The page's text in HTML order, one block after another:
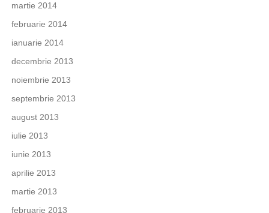
martie 2014
februarie 2014
ianuarie 2014
decembrie 2013
noiembrie 2013
septembrie 2013
august 2013
iulie 2013
iunie 2013
aprilie 2013
martie 2013
februarie 2013